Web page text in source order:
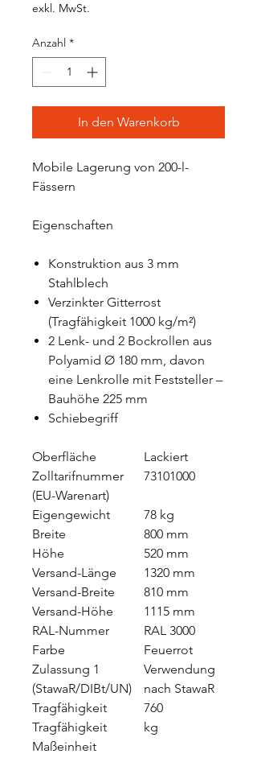
exkl. MwSt.
Anzahl *
In den Warenkorb
Mobile Lagerung von 200-l-
Fässern
Eigenschaften
Konstruktion aus 3 mm
Stahlblech
Verzinkter Gitterrost
(Tragfähigkeit 1000 kg/m²)
2 Lenk- und 2 Bockrollen aus
Polyamid Ø 180 mm, davon
eine Lenkrolle mit Feststeller –
Bauhöhe 225 mm
Schiebegriff
Oberfläche
Lackiert
Zolltarifnummer
(EU-Warenart)
73101000
Eigengewicht
78 kg
Breite
800 mm
Höhe
520 mm
Versand-Länge
1320 mm
Versand-Breite
810 mm
Versand-Höhe
1115 mm
RAL-Nummer
RAL 3000
Farbe
Feuerrot
Zulassung 1
(StawaR/DIBt/UN)
Verwendung
nach StawaR
Tragfähigkeit
760
Tragfähigkeit
Maßeinheit
kg